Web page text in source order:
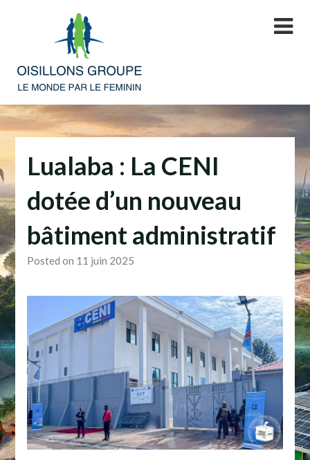
Lualaba : La CENI
dotée d’un nouveau
bâtiment administratif
Posted on 11 juin 2025